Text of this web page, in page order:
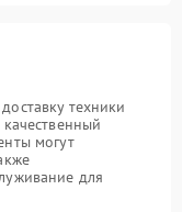
техники
могут
для